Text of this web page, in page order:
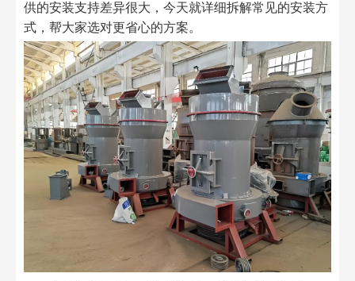
供的安装支持差异很大，今天就详细拆解常见的安装方
式，帮大家选对更省心的方案。